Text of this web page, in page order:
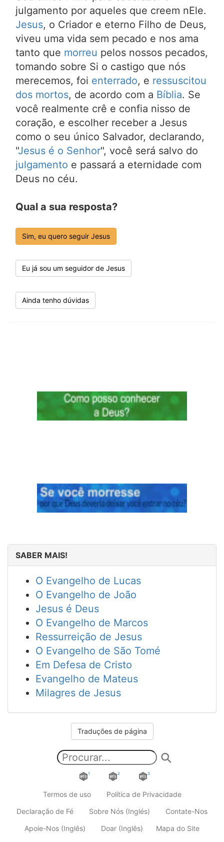
julgamento por aqueles que creem nEle.
Jesus, o Criador e eterno Filho de Deus,
viveu uma vida sem pecado e nos ama
tanto que morreu pelos nossos pecados,
tomando sobre Si o castigo que nós
merecemos, foi enterrado, e ressuscitou
dos mortos, de acordo com a Bíblia. Se
você realmente crê e confia nisso de
coração, e escolher receber a Jesus
como o seu único Salvador, declarando,
"Jesus é o Senhor", você será salvo do
julgamento e passará a eternidade com
Deus no céu.
Qual a sua resposta?
Sim, eu quero seguir Jesus
Eu já sou um seguidor de Jesus
Ainda tenho dúvidas
SABER MAIS!
O Evangelho de Lucas
O Evangelho de João
Jesus é Deus
O Evangelho de Marcos
Ressurreição de Jesus
O Evangelho de São Tomé
Em Defesa de Cristo
Evangelho de Mateus
Milagres de Jesus
Traduções de página
1 2 3
Termos de uso
Política de Privacidade
Declaração de Fé
Sobre Nós (Inglés)
Contate-Nos
Apoie-Nos (Inglês)
Doar (Inglês) Mapa do Site